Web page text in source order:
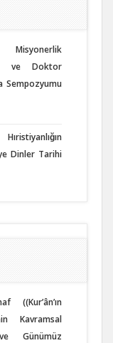
ve Doktor
Sempozyumu
Dinler Tarihi
((Kur’ân’ın
Kavramsal
Günümüz